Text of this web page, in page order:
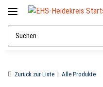
Zurück zur Liste Alle Produkte